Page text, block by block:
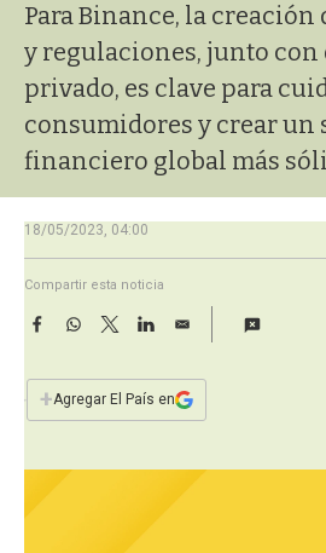
Para Binance, la creación
y regulaciones, junto con
privado, es clave para
consumidores y crear un
financiero global más
18/05/2023, 04:00
Compartir esta noticia
F
e
b
W
s
T
w
t
L
E
i
l
+Agregar El País en